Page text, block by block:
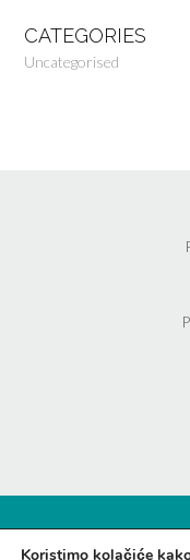
CATEGORIES
Uncategorised
Koristimo kolačiće